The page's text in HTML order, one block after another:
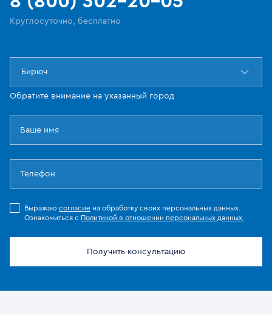
Круглосуточно, бесплатно
Бирюч
Обратите внимание на указанный город
Выражаю согласие на обработку своих персональных данных.
Ознакомиться с Политикой в отношении персональных данных.
Получить консультацию